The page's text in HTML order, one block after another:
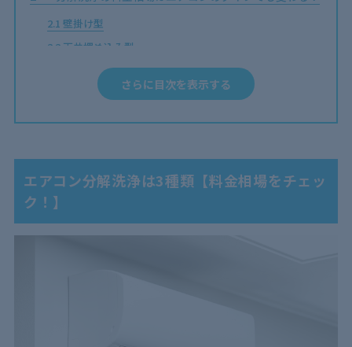
2.1 壁掛け型
2.2天井埋め込み型
お掃除機能付き
エアコンの非分解洗浄との違いは？【料金相場も徹底
比較】
5
エアコンの分解洗浄の料金相場を抑えるコツ
5.1
5.2複数台まとめて依頼する
さらに目次を表示する
エアコン分解洗浄は3種類【料金相場をチェッ
ク！】